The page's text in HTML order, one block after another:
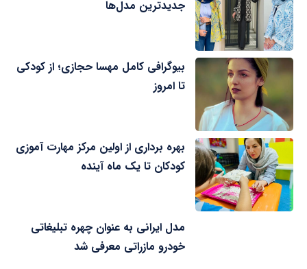
جدیدترین مدل‌ها
بیوگرافی کامل مهسا حجازی؛ از کودکی
تا امروز
بهره برداری از اولین مرکز مهارت آموزی
کودکان تا یک ماه آینده
مدل ایرانی به عنوان چهره تبلیغاتی
خودرو مازراتی معرفی شد